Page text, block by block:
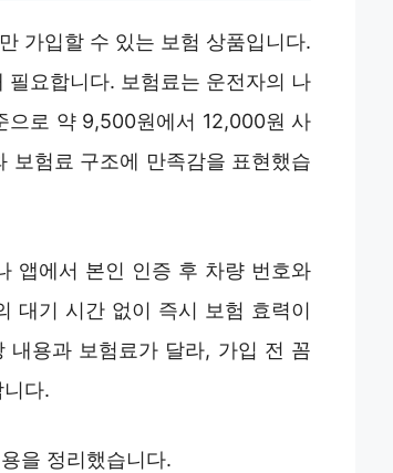
가입할 수 있는 보험 상품입니다.
요합니다. 보험료는 운전자의 나
으로 약 9,500원에서 12,000원 사
보험료 구조에 만족감을 표현했습
앱에서 본인 인증 후 차량 번호와
대기 시간 없이 즉시 보험 효력이
내용과 보험료가 달라, 가입 전 꼼
다.
을 정리했습니다.